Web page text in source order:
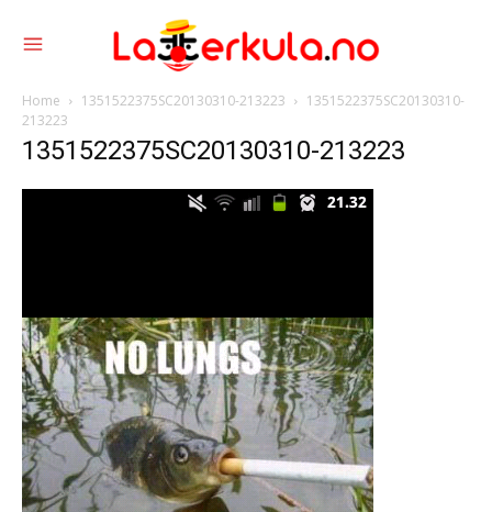
Home 1351522375SC20130310-213223
1351522375SC20130310-
213223
1351522375SC20130310-213223